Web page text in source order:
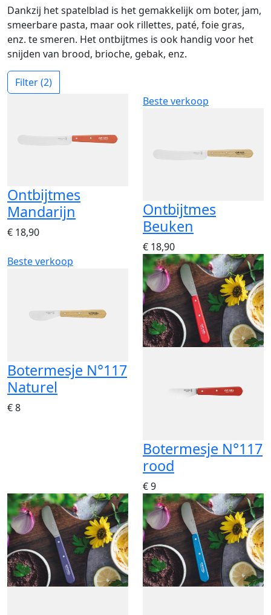
Dankzij het spatelblad is het gemakkelijk om boter, jam,
smeerbare pasta, maar ook rillettes, paté, foie gras,
enz. te smeren. Het ontbijtmes is ook handig voor het
snijden van brood, brioche, gebak, enz.
Filter(2)
Ontbijtmes
Mandarijn
€ 18,90
Beste verkoop
Ontbijtmes
Beuken
€ 18,90
Beste verkoop
Botermesje N°117
Naturel
€ 8
Botermesje N°117
rood
€ 9